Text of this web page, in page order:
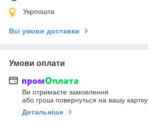
Укрпошта
Всі умови доставки
Умови оплати
Ви отримаєте замовлення
або гроші повернуться на вашу картку
Детальніше